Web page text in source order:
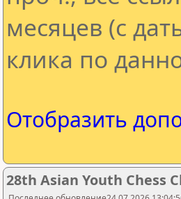
месяцев (с
клика по
Отобразить
28th Asian Youth Chess